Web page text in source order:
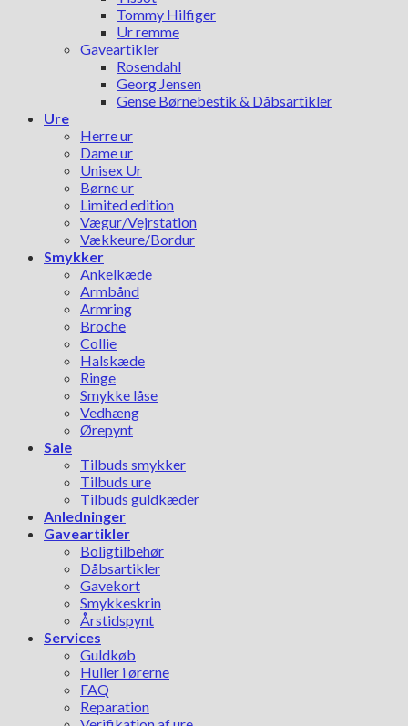
Tommy Hilfiger
Ur remme
Gaveartikler
Rosendahl
Georg Jensen
Gense Børnebestik & Dåbsartikler
Ure
Herre ur
Dame ur
Unisex Ur
Børne ur
Limited edition
Vægur/Vejrstation
Vækkeure/Bordur
Smykker
Ankelkæde
Armbånd
Armring
Broche
Collie
Halskæde
Ringe
Smykke låse
Vedhæng
Ørepynt
Sale
Tilbuds smykker
Tilbuds ure
Tilbuds guldkæder
Anledninger
Gaveartikler
Boligtilbehør
Dåbsartikler
Gavekort
Smykkeskrin
Årstidspynt
Services
Guldkøb
Huller i ørerne
FAQ
Reparation